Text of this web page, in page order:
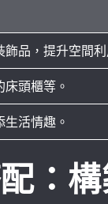
品，提升空間利
頭櫃等。
活情趣。
：